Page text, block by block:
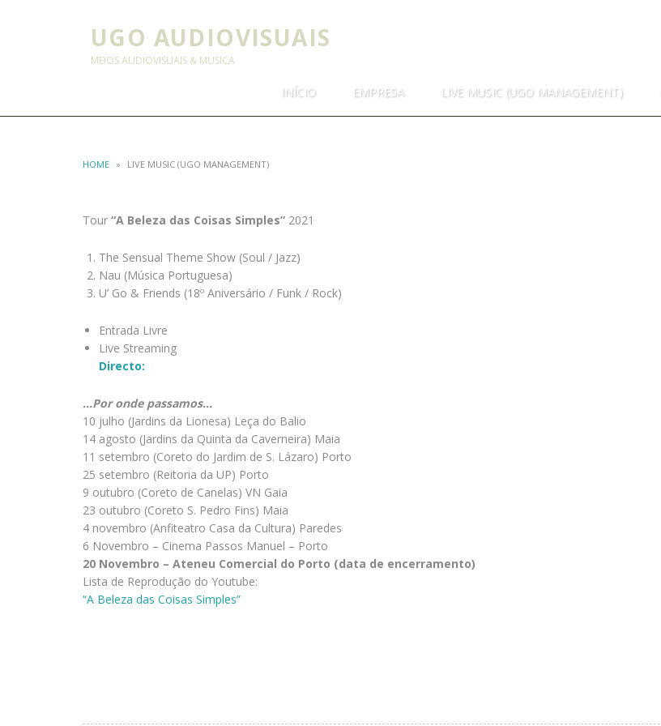
UGO AUDIOVISUAIS
MEIOS AUDIOVISUAIS & MUSICA
INÍCIO EMPRESA LIVE MUSIC (UGO MANAGEMENT)
HOME » LIVE MUSIC (UGO MANAGEMENT)
Tour “A Beleza das Coisas Simples” 2021
The Sensual Theme Show (Soul / Jazz)
Nau (Música Portuguesa)
U’ Go & Friends (18º Aniversário / Funk / Rock)
Entrada Livre
Live Streaming
Directo:
…Por onde passamos…
10 julho (Jardins da Lionesa) Leça do Balio
14 agosto (Jardins da Quinta da Caverneira) Maia
11 setembro (Coreto do Jardim de S. Lázaro) Porto
25 setembro (Reitoria da UP) Porto
9 outubro (Coreto de Canelas) VN Gaia
23 outubro (Coreto S. Pedro Fins) Maia
4 novembro (Anfiteatro Casa da Cultura) Paredes
6 Novembro – Cinema Passos Manuel – Porto
20 Novembro – Ateneu Comercial do Porto (data de encerramento)
Lista de Reprodução do Youtube:
“A Beleza das Coisas Simples”